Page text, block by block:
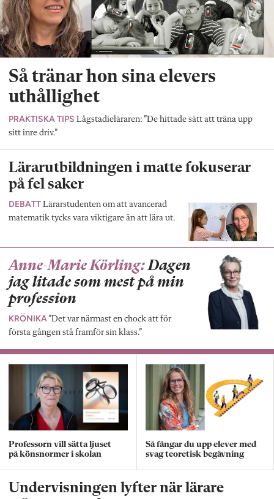
Så tränar hon sina elevers
uthållighet
PRAKTISKA TIPS Lågstadieläraren: ”De hittade sätt att träna upp
sitt inre driv.”
Lärarutbildningen i matte fokuserar
på fel saker
DEBATT Lärarstudenten om att avancerad
matematik tycks vara viktigare än att lära ut.
Anne-Marie Körling:Dagen
jag litade som mest på min
profession
KRÖNIKA ”Det var närmast en chock att för
första gången stå framför sin klass.”
Professorn vill sätta ljuset
på könsnormer i skolan
Så fångar du upp elever med
svag teoretisk begåvning
Undervisningen lyfter när lärare